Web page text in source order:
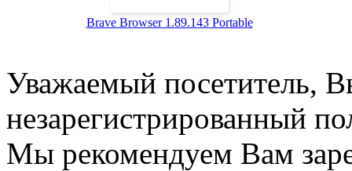
Brave Browser 1.89.143 Portable
Уважаемый посетитель,
незарегистрированный
Мы рекомендуем Вам